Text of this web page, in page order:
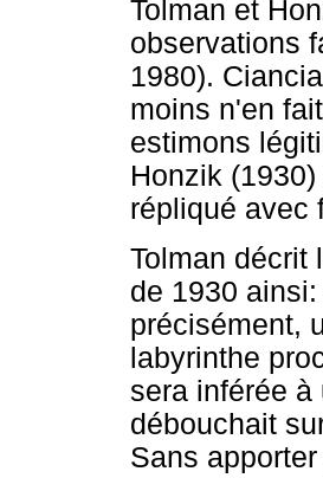
Tolman et
observations
1980).
moins n'en
estimons
Honzik
répliqué avec
Tolman décrit
de 1930
précisément,
labyrinthe
sera inférée
débouchait
Sans